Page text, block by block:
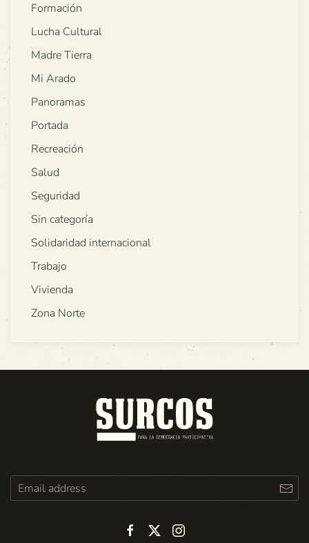
Formación
Lucha Cultural
Madre Tierra
Mi Arado
Panoramas
Portada
Recreación
Salud
Seguridad
Sin categoría
Solidaridad internacional
Trabajo
Vivienda
Zona Norte